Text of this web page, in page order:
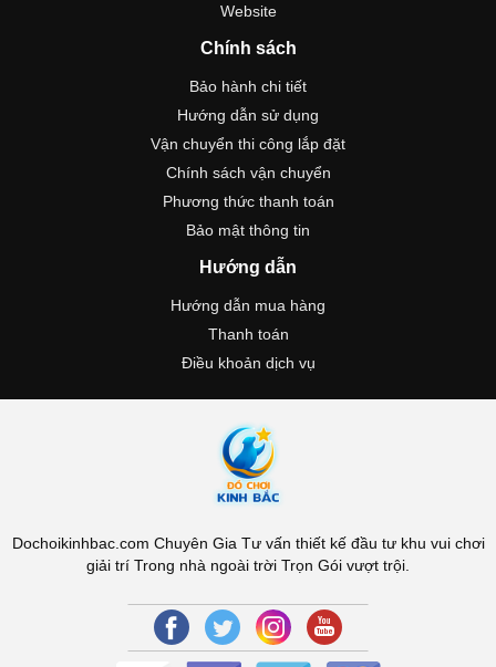
Website
Chính sách
Bảo hành chi tiết
Hướng dẫn sử dụng
Vận chuyển thi công lắp đặt
Chính sách vận chuyển
Phương thức thanh toán
Bảo mật thông tin
Hướng dẫn
Hướng dẫn mua hàng
Thanh toán
Điều khoản dịch vụ
Dochoikinhbac.com Chuyên Gia Tư vấn thiết kế đầu tư khu vui chơi
giải trí Trong nhà ngoài trời Trọn Gói vượt trội.